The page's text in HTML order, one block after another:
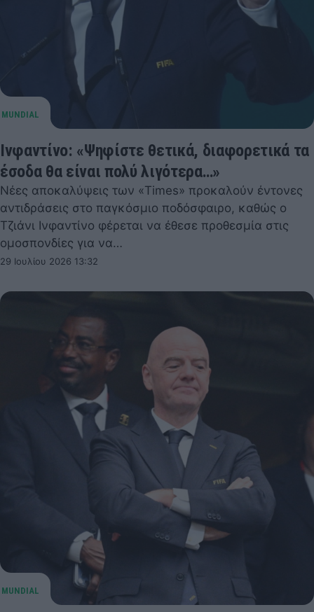
Ινφαντίνο: «Ψηφίστε θετικά, διαφορετικά τα
έσοδα θα είναι πολύ λιγότερα…»
Νέες αποκαλύψεις των «Times» προκαλούν έντονες
αντιδράσεις στο παγκόσμιο ποδόσφαιρο, καθώς ο
Τζιάνι Ινφαντίνο φέρεται να έθεσε προθεσμία στις
ομοσπονδίες για να…
29 Ιουλίου 2026 13:32